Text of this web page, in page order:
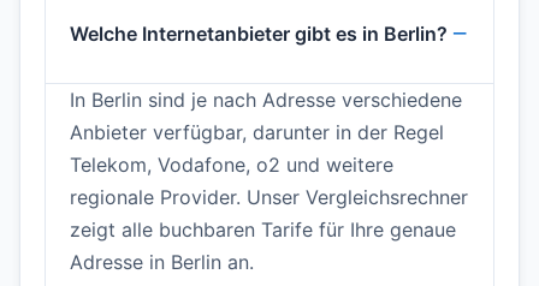
Welche Internetanbieter gibt es in Berlin?
In Berlin sind je nach Adresse verschiedene
Anbieter verfügbar, darunter in der Regel
Telekom, Vodafone, o2 und weitere
regionale Provider. Unser Vergleichsrechner
zeigt alle buchbaren Tarife für Ihre genaue
Adresse in Berlin an.